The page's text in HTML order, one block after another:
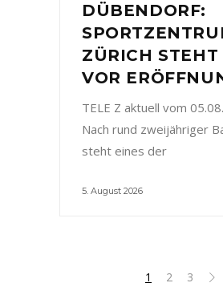
DÜBENDORF:
ZÜRICH STEHT
VOR
TELE Z aktuell vom
Nach rund zweijähriger
steht eines der
5. August 2026
1 2 3